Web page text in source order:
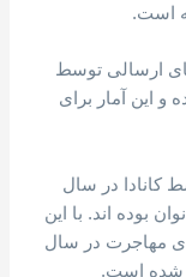
است.
پرونده های ارسالی توسط
به کسب امتیاز بالای ۴۰۰ شده و این آمار برای
توسط کانادا در سال
(تقریبا ۴۲ درصد) بانوان بوده اند. با این
مهاجرت در سال